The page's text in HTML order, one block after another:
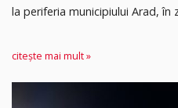
la periferia municipiului Arad, în
citește mai mult »